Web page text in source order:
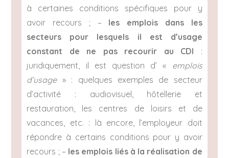
à certaines conditions spécifiques pour y
avoir recours ; – les emplois dans les
secteurs pour lesquels il est d’usage
constant de ne pas recourir au CDI :
juridiquement, il est question d’ « emplois
d’usage» : quelques exemples de secteur
d’activité : audiovisuel, hôtellerie et
restauration, les centres de loisirs et de
vacances, etc. : là encore, l’employeur doit
répondre à certains conditions pour y avoir
recours ; – les emplois liés à la réalisation de